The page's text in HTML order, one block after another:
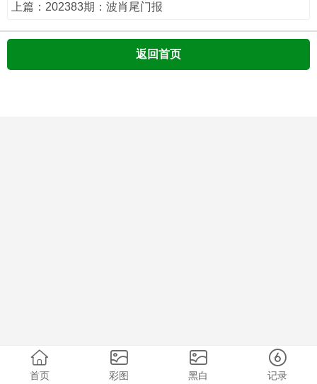
上篇：202383期：波肖尾门报
返回首页
首页 彩图 黑白 记录